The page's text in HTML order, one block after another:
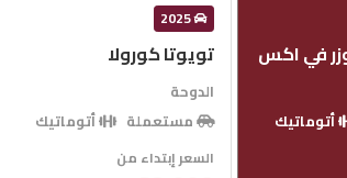
في اكس
أتوماتيك
2025
تويوتا كورولا
الدوحة
مستعملة
أتوماتيك
السعر إبتداء من